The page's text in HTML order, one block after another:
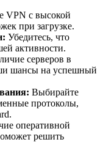
VPN с высокой
при загрузке.
Убедитесь, что
активности.
серверов в
шансы на успешный
Выбирайте
протоколы,
оперативной
решить